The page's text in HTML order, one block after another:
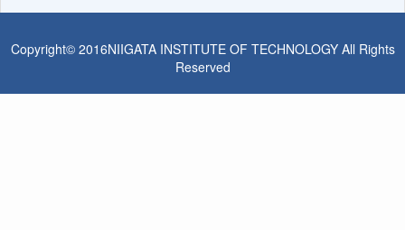
Copyright© 2016NIIGATA INSTITUTE OF TECHNOLOGY All Rights
Reserved